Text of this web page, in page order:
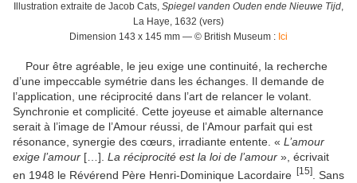
Illustration extraite de Jacob Cats, Spiegel vanden Ouden ende Nieuwe Tijd,
La Haye, 1632 (vers)
Dimension 143 x 145 mm — © British Museum : Ici
Pour être agréable, le jeu exige une continuité, la recherche
d’une impeccable symétrie dans les échanges. Il demande de
l’application, une réciprocité dans l’art de relancer le volant.
Synchronie et complicité. Cette joyeuse et aimable alternance
serait à l’image de l’Amour réussi, de l’Amour parfait qui est
résonance, synergie des cœurs, irradiante entente. « L’amour
exige l’amour […]. La réciprocité est la loi de l’amour », écrivait
en 1948 le Révérend Père Henri-Dominique Lacordaire
[15]
Sans